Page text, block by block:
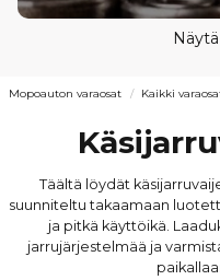
Mopoauton varaosat Kaikki
Täältä löydät
suunniteltu takaamaan
ja pitkä käyttöikä.
jarrujärjestelmää ja